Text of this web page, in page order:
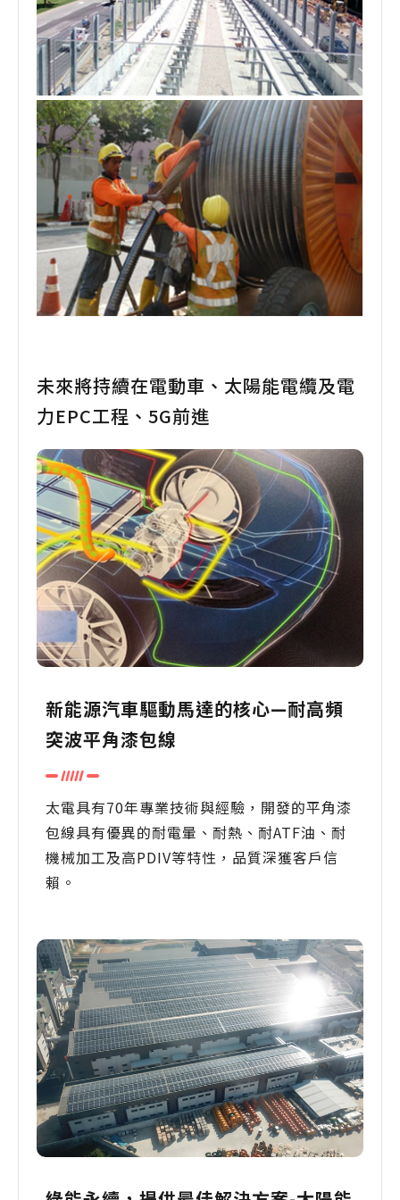
未來將持續在電動車、太陽能電纜及電
力EPC工程、5G前進
新能源汽車驅動馬達的核心—耐高頻
突波平角漆包線
太電具有70年專業技術與經驗，開發的平角漆
包線具有優異的耐電暈、耐熱、耐ATF油、耐
機械加工及高PDIV等特性，品質深獲客戶信
賴。